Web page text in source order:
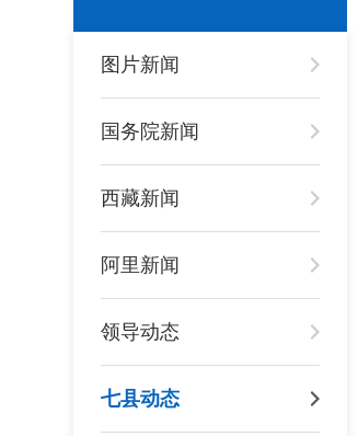
图片新闻
国务院新闻
西藏新闻
阿里新闻
领导动态
七县动态